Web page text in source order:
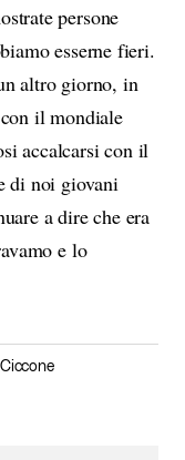
persone
esserne fieri.
altro giorno, in
il mondiale
accalcarsi con il
di noi giovani
a dire che era
e lo